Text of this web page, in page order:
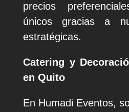
precios
únicos gracias a
estratégicas.
Catering y
en Quito
En Humadi Eventos,